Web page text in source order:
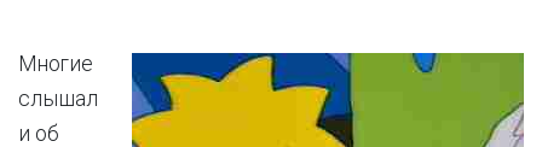
Многие
слышал
и об